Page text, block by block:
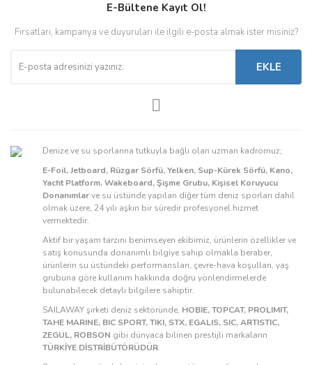
E-Bültene Kayıt Ol!
Fırsatları, kampanya ve duyuruları ile ilgili e-posta almak ister misiniz?
EKLE
Denize ve su sporlarına tutkuyla bağlı olan uzman kadromuz;
E-Foil, Jetboard, Rüzgar Sörfü, Yelken, Sup-Kürek Sörfü, Kano,
Yacht Platform, Wakeboard, Şişme Grubu, Kişisel Koruyucu
Donanımlarve su üstünde yapılan diğer tüm deniz sporları dahil
olmak üzere, 24 yılı aşkın bir süredir profesyonel hizmet
vermektedir.
Aktif bir yaşam tarzını benimseyen ekibimiz, ürünlerin özellikler ve
satış konusunda donanımlı bilgiye sahip olmakla beraber,
ürünlerin su üstündeki performansları, çevre-hava koşulları, yaş
grubuna göre kullanım hakkında doğru yönlendirmelerde
bulunabilecek detaylı bilgilere sahiptir.
SAILAWAY şirketi deniz sektöründe, HOBIE, TOPCAT, PROLIMIT,
TAHE MARINE, BIC SPORT, TIKI, STX, EGALIS, SIC, ARTISTIC,
ZEGUL, ROBSON gibi dünyaca bilinen prestijli markaların
TÜRKİYE DİSTRİBÜTÖRÜDÜR.